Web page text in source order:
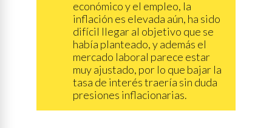
económico y el empleo, la
inflación es elevada aún, ha sido
difícil llegar al objetivo que se
había planteado, y además el
mercado laboral parece estar
muy ajustado, por lo que bajar la
tasa de interés traería sin duda
presiones inflacionarias.